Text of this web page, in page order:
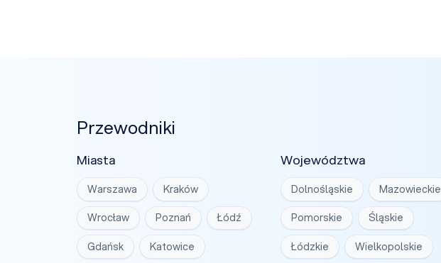
Przewodniki
Miasta
Warszawa Kraków
Wrocław Poznań Łódź
Gdańsk Katowice
Województwa
Dolnośląskie Mazowieckie
Pomorskie Śląskie
Łódzkie Wielkopolskie